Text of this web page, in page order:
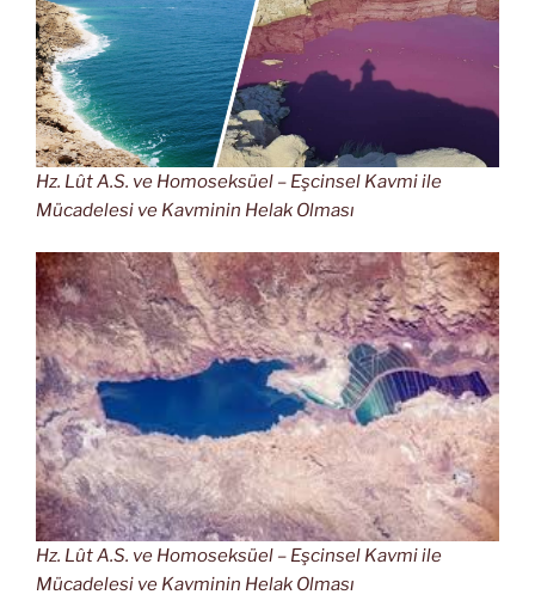
Hz. Lût A.S. ve Homoseksüel – Eşcinsel Kavmi ile
Mücadelesi ve Kavminin Helak Olması
Hz. Lût A.S. ve Homoseksüel – Eşcinsel Kavmi ile
Mücadelesi ve Kavminin Helak Olması